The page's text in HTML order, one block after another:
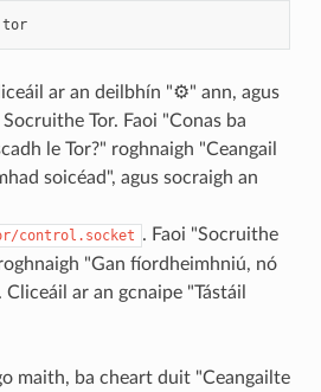
tor
ar an deilbhín "⚙" ann, agus
Tor. Faoi "Conas ba
le Tor?" roghnaigh "Ceangail
soicéad", agus socraigh an
control.socket . Faoi "Socruithe
"Gan fíordheimhniú, nó
ar an gcnaipe "Tástáil
maith, ba cheart duit "Ceangailte